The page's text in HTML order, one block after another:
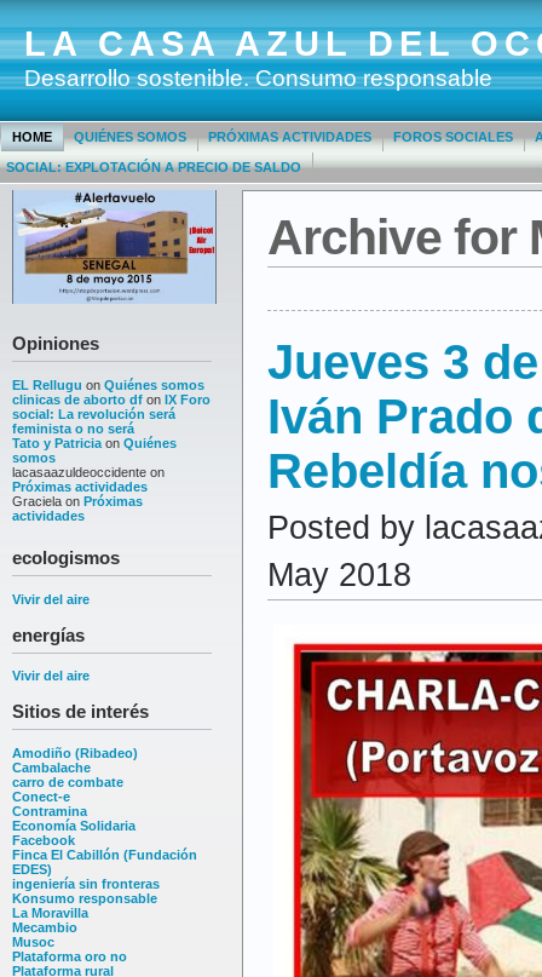
LA CASA AZUL DEL
Desarrollo sostenible. Consumo responsable
HOME QUIÉNES SOMOS PRÓXIMAS ACTIVIDADES FOROS SOCIALES
SOCIAL: EXPLOTACIÓN A PRECIO DE SALDO
Opiniones
EL Rellugu on Quiénes somos
clinicas de aborto df on IX Foro
social: La revolución será
feminista o no será
Tato y Patricia on Quiénes
somos
lacasaazuldeoccidente on
Próximas actividades
Graciela on Próximas
actividades
ecologismos
Vivir del aire
energías
Vivir del aire
Sitios de interés
Amodiño (Ribadeo)
Cambalache
carro de combate
Conect-e
Contramina
Economía Solidaria
Facebook
Finca El Cabillón (Fundación
EDES)
ingeniería sin fronteras
Konsumo responsable
La Moravilla
Mecambio
Musoc
Plataforma oro no
Plataforma rural
Archive for
Jueves 3
Iván Prado
Rebeldía
Posted by
May 2018